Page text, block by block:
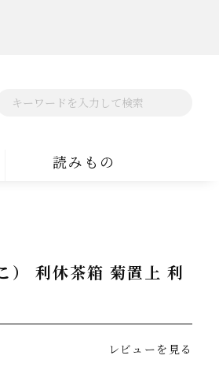
読みもの
） 利休茶箱 菊置上 利
レビューを見る